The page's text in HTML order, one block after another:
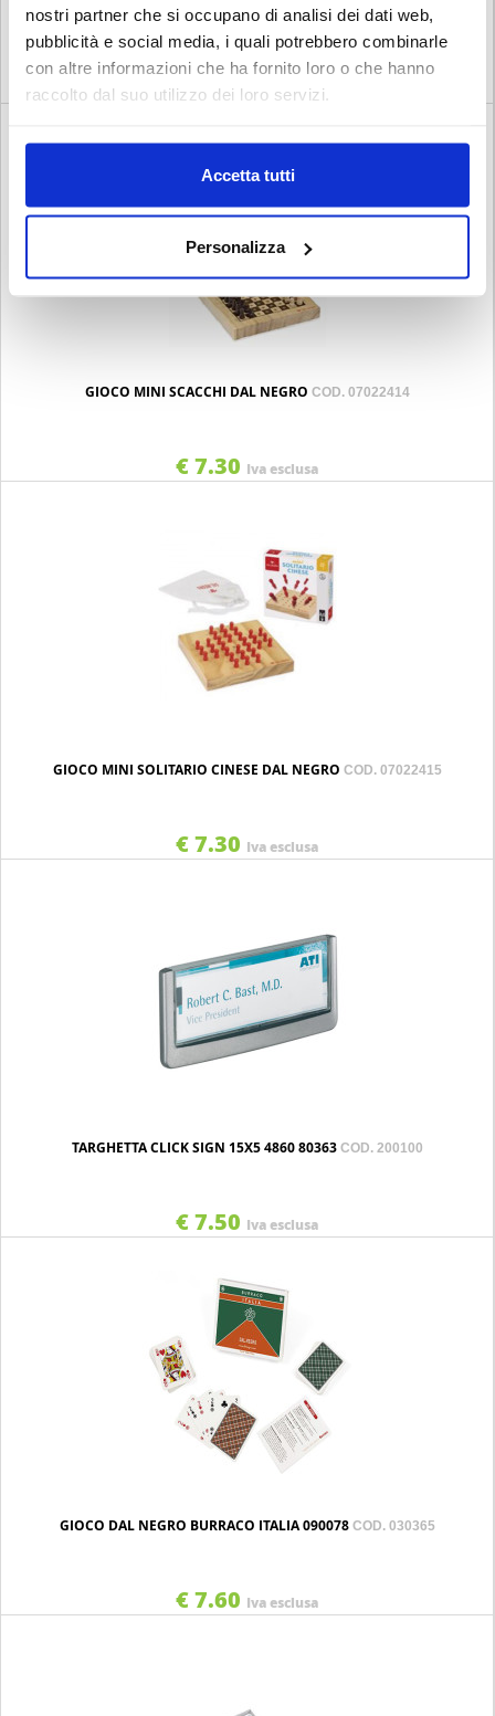
nostri partner che si occupano di analisi dei dati web,
pubblicità e social media, i quali potrebbero combinarle
con altre informazioni che ha fornito loro o che hanno
raccolto dal suo utilizzo dei loro servizi.
Accetta tutti
Personalizza
GIOCO MINI DAMA CINESE DAL NEGROCOD. 07022412
€ 7.30Iva esclusa
GIOCO MINI SCACCHI DAL NEGRO COD. 07022414
€ 7.30 Iva esclusa
GIOCO MINI SOLITARIO CINESE DAL NEGRO COD. 07022415
€ 7.30 Iva esclusa
TARGHETTA CLICK SIGN 15X5 4860 80363 COD. 200100
€ 7.50 Iva esclusa
GIOCO DAL NEGRO BURRACO ITALIA 090078 COD. 030365
€ 7.60 Iva esclusa